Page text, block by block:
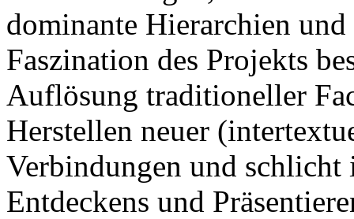
dominante Hierarchien
Faszination des Projekts
Auflösung traditioneller
Herstellen neuer
Verbindungen und schlicht
Entdeckens und